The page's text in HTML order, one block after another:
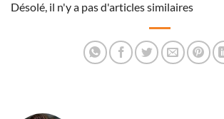
Désolé, il n'y a pas d'articles similaires